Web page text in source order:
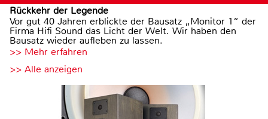
Rückkehr der Legende
Vor gut 40 Jahren erblickte der Bausatz „Monitor 1“ der
Firma Hifi Sound das Licht der Welt. Wir haben den
Bausatz wieder aufleben zu lassen.
>> Mehr erfahren
>> Alle anzeigen